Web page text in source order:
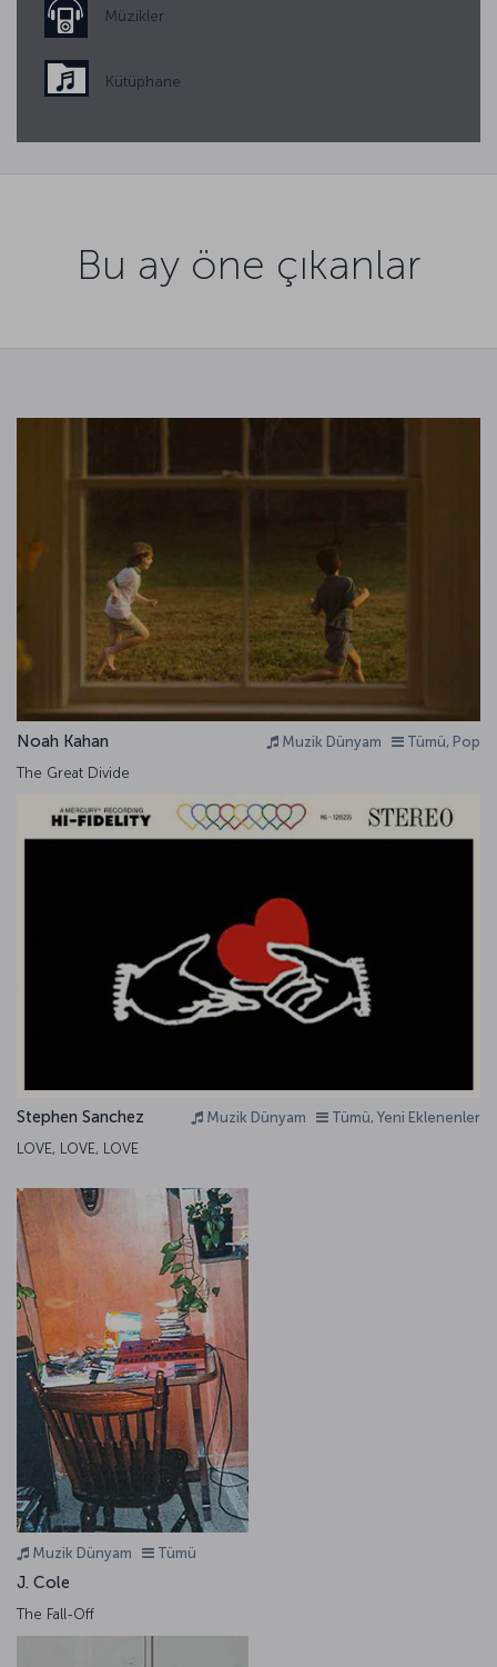
Müzikler
Kütüphane
Bu ay öne çıkanlar
Muzik Dünyam Tümü, Pop
Noah Kahan
The Great Divide
Muzik Dünyam Tümü, Yeni Eklenenler
Stephen Sanchez
LOVE, LOVE, LOVE
Muzik Dünyam Tümü
J. Cole
The Fall-Off